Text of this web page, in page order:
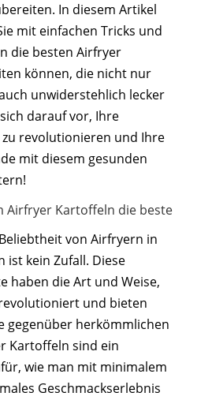
In diesem Artikel
mit einfachen Tricks und
die besten Airfryer
können, die nicht nur
unwiderstehlich lecker
darauf vor, Ihre
revolutionieren und Ihre
mit diesem gesunden
Airfryer Kartoffeln die beste
von Airfryern in
ist kein Zufall. Diese
haben die Art und Weise,
und bieten
gegenüber herkömmlichen
Kartoffeln sind ein
wie man mit minimalem
Geschmackserlebnis